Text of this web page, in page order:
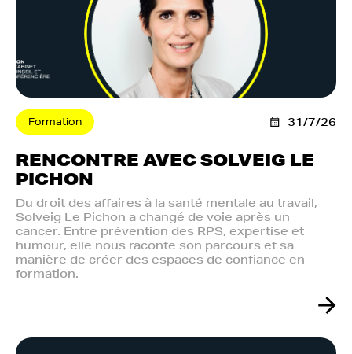
Formation 31/7/26
RENCONTRE AVEC SOLVEIG LE
PICHON
Du droit des affaires à la santé mentale au travail,
Solveig Le Pichon a changé de voie après un
cancer. Entre prévention des RPS, expertise et
humour, elle nous raconte son parcours et sa
manière de créer des espaces de confiance en
formation.